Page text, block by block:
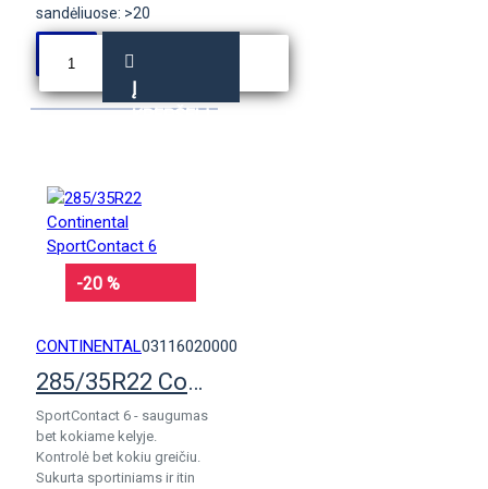
sandėliuose: >20
Į
KREPŠELĮ
-20 %
CONTINENTAL03116020000
285/35R22 Continental SportContact 6
SportContact 6 - saugumas
bet kokiame kelyje.
Kontrolė bet kokiu greičiu.
Sukurta sportiniams ir itin